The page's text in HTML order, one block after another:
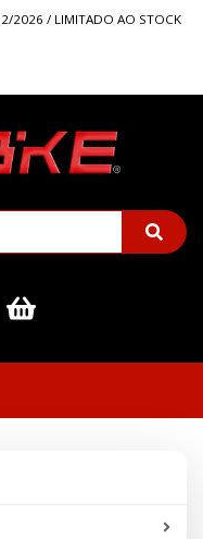
2026 / LIMITADO AO STOCK